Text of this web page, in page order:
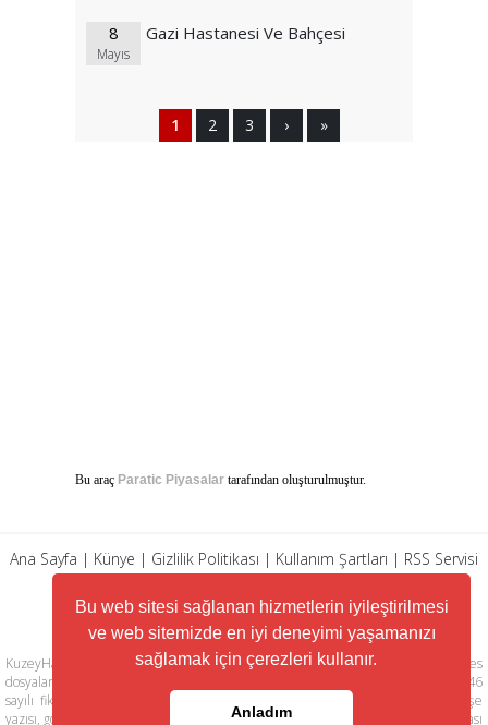
Bu web sitesi sağlanan hizmetlerin iyileştirilmesi
ve web sitemizde en iyi deneyimi yaşamanızı
sağlamak için çerezleri kullanır.
Anladım
8
Mayıs
Gazi Hastanesi Ve Bahçesi
1 2 3 › »
Bu araç Paratic Piyasalar tarafından oluşturulmuştur.
Ana Sayfa | Künye | Gizlilik Politikası | Kullanım Şartları | RSS Servisi
KuzeyHaber.com sitesinde yer alan tüm yazılar, materyaller, resimler, ses
dosyaları, animasyonlar, videolar, tasarım ve düzenlemelerin telif hakları 5846
sayılı fikir ve sanat eserleri kanunu ile korunmaktadır. Her türlü haber, köşe
yazısı, görsel, belge ve bağlantının izinsiz ve kaynak belirtilmeksizin kopyalanması